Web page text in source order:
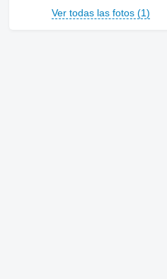
Ver todas las fotos (1)